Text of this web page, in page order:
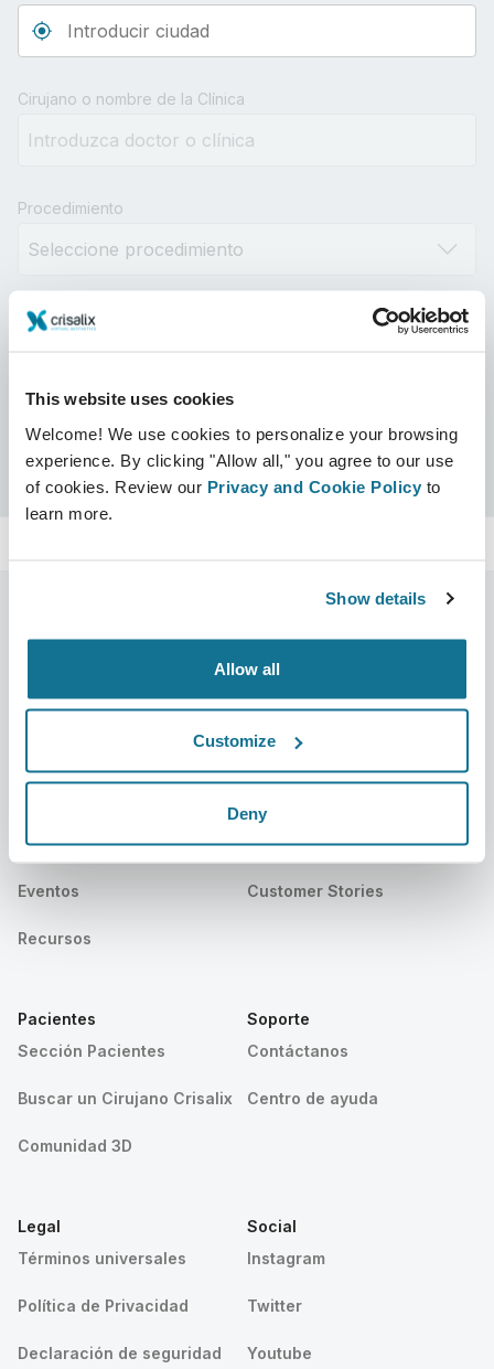
This website uses cookies
Welcome! We use cookies to personalize your browsing
experience. By clicking "Allow all," you agree to our use
of cookies. Review our Privacy and Cookie Policy to
learn more.
Show details
Allow all
Customize
Deny
Cirujano o nombre de la Clínica
Procedimiento
Distancia
Certificado Crisalix Buscar
Sobre nosotros
Publicaciones
Eventos
Recursos
Cirujanos
Sección Cirujanos
Plataforma 3D de Negocio
Reseñas de pacientes
Customer Stories
Pacientes
Sección Pacientes
Buscar un Cirujano Crisalix
Comunidad 3D
Soporte
Contáctanos
Centro de ayuda
Legal
Términos universales
Política de Privacidad
Declaración de seguridad
Social
Instagram
Twitter
Youtube